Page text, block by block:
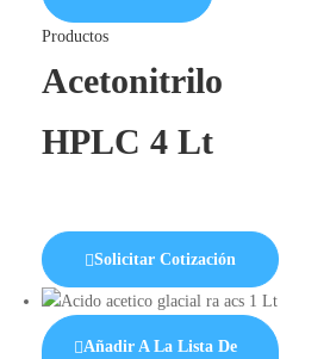
Productos
Acetonitrilo
HPLC 4 Lt
Solicitar Cotización
Añadir A La Lista De